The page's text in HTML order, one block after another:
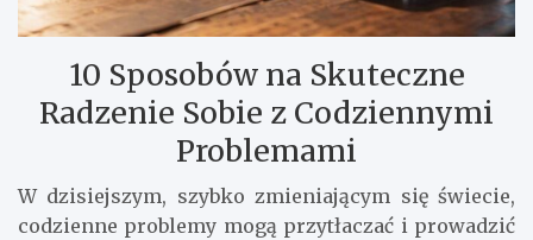
10 Sposobów na Skuteczne
Radzenie Sobie z Codziennymi
Problemami
W dzisiejszym, szybko zmieniającym się świecie,
codzienne problemy mogą przytłaczać i prowadzić